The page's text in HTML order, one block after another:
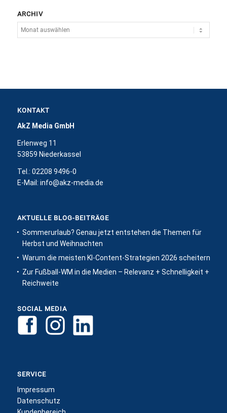
ARCHIV
KONTAKT
AkZ Media GmbH
Erlenweg 11
53859 Niederkassel
Tel.: 02208 9496-0
E-Mail: info@akz-media.de
AKTUELLE BLOG-BEITRÄGE
Sommerurlaub? Genau jetzt entstehen die Themen für
Herbst und Weihnachten
Warum die meisten KI-Content-Strategien 2026 scheitern
Zur Fußball-WM in die Medien – Relevanz + Schnelligkeit +
Reichweite
SOCIAL MEDIA
SERVICE
Impressum
Datenschutz